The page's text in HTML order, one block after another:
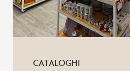
CATALOGHI